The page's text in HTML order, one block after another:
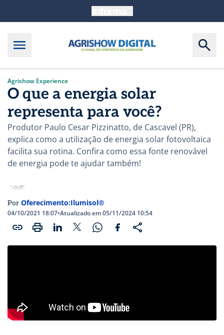
Agrishow Experience
O que a energia solar
representa para você?
Produtor Paulo Cesar Pizzinatto, de Cascavel (PR),
explica como a utilização de energia solar fotovoltaica
facilita sua rotina. Confira como essa fonte renovável
de energia pode te ajudar também!
Por Oferecimento:Ilumisol®
04/10/2021 18:07•Atualizado em 05/11/2024 10:54